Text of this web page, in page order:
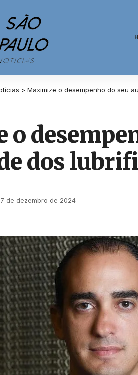
> Maximize o desempenho do seu
dos
de dezembro de 2024